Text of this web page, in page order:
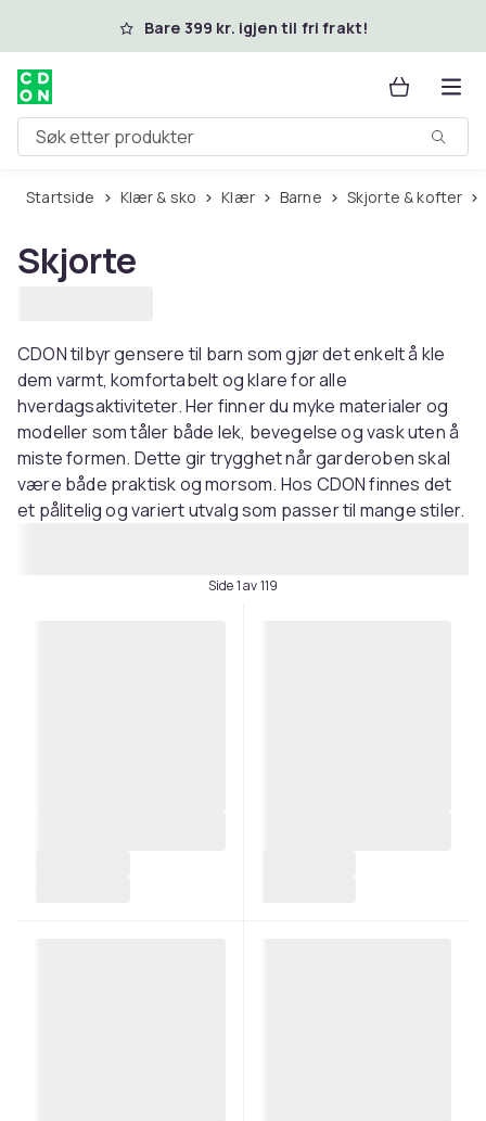
Hopp til hovedinnholdBare 399 kr. igjen til fri frakt!
Søk etter produkter
Startside Klær & sko Klær Barne Skjorte & kofter
Skjorte
CDON tilbyr gensere til barn som gjør det enkelt å kle
dem varmt, komfortabelt og klare for alle
hverdagsaktiviteter. Her finner du myke materialer og
modeller som tåler både lek, bevegelse og vask uten å
miste formen. Dette gir trygghet når garderoben skal
være både praktisk og morsom. Hos CDON finnes det
et pålitelig og variert utvalg som passer til mange stiler.
Side 1 av 119